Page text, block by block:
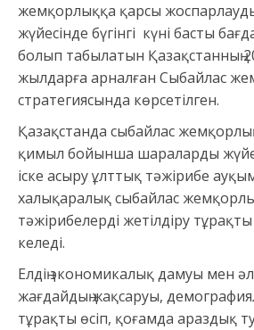
жемқорлыққа қарсы жоспарлаудың
жүйесінде бүгінгі күні басты
болып табылатын Қазақстанның
жылдарға арналған Сыбайлас
стратегиясында көрсетілген.
Қазақстанда сыбайлас
қимыл бойынша шараларды
іске асыру ұлттық тәжірибе
халықаралық сыбайлас
тәжірибелерді жетілдіру
келеді.
Елдің экономикалық дамуы мен
жағдайдың жақсаруы,
тұрақты өсіп, қоғамда араздық